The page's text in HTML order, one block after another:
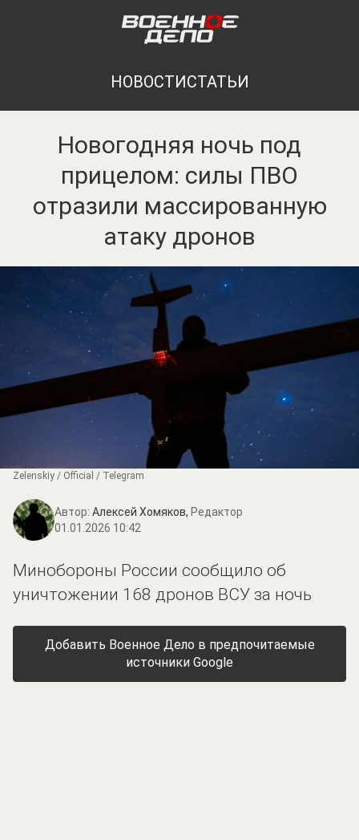
НОВОСТИСТАТЬИ
Новогодняя ночь под
прицелом: силы ПВО
отразили массированную
атаку дронов
Zеlеnskiу / Оfficiаl / Telegram
Автор: Алексей Хомяков, Редактор
01.01.2026 10:42
Минобороны России сообщило об
уничтожении 168 дронов ВСУ за ночь
Добавить Военное Дело в предпочитаемые
источники Google